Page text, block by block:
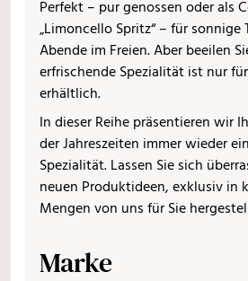
Perfekt – pur genossen oder als
„Limoncello Spritz“ – für sonnige
Abende im Freien. Aber beeilen
erfrischende Spezialität ist nur
erhältlich.
In dieser Reihe präsentieren wir
der Jahreszeiten immer wieder
Spezialität. Lassen Sie sich
neuen Produktideen, exklusiv in
Mengen von uns für Sie
Marke